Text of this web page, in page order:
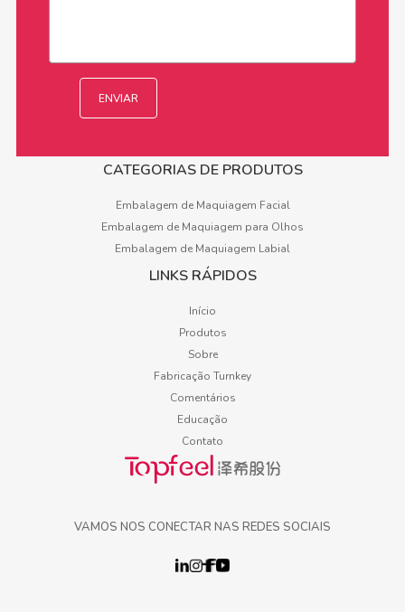
CATEGORIAS DE PRODUTOS
Embalagem de Maquiagem Facial
Embalagem de Maquiagem para Olhos
Embalagem de Maquiagem Labial
LINKS RÁPIDOS
Início
Produtos
Sobre
Fabricação Turnkey
Comentários
Educação
Contato
VAMOS NOS CONECTAR NAS REDES SOCIAIS